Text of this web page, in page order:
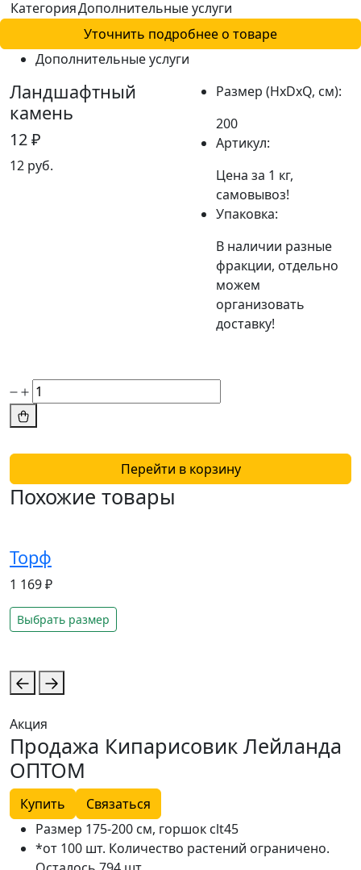
КатегорияДополнительные услуги
Уточнить подробнее о товаре
Дополнительные услуги
Ландшафтный
камень
12 ₽
12 руб.
Размер (HxDxQ, см):
200
Артикул:
Цена за 1 кг,
самовывоз!
Упаковка:
В наличии разные
фракции, отдельно
можем
организовать
доставку!
Перейти в корзину
Похожие товары
Торф
1 169 ₽
Выбрать размер
Акция
Продажа Кипарисовик Лейланда
ОПТОМ
Купить
Связаться
Размер 175-200 см, горшок clt45
*от 100 шт. Количество растений ограничено.